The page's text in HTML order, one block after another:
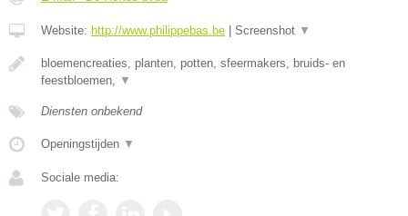
Website: http://www.philippebas.be Screenshot ▼
bloemencreaties, planten, potten, sfeermakers, bruids- en
feestbloemen, ▼
Diensten onbekend
Openingstijden ▼
Sociale media: